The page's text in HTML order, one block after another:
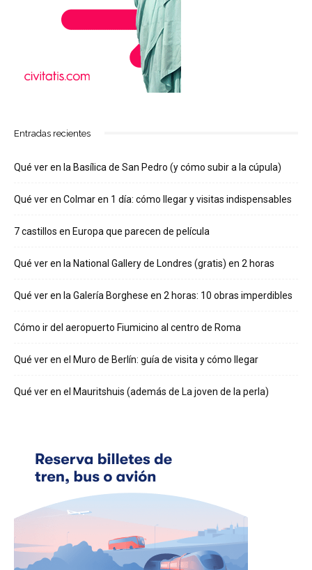
Entradas recientes
Qué ver en la Basílica de San Pedro (y cómo subir a la cúpula)
Qué ver en Colmar en 1 día: cómo llegar y visitas indispensables
7 castillos en Europa que parecen de película
Qué ver en la National Gallery de Londres (gratis) en 2 horas
Qué ver en la Galería Borghese en 2 horas: 10 obras imperdibles
Cómo ir del aeropuerto Fiumicino al centro de Roma
Qué ver en el Muro de Berlín: guía de visita y cómo llegar
Qué ver en el Mauritshuis (además de La joven de la perla)